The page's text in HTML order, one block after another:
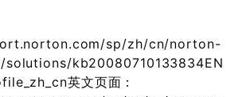
sp/zh/cn/norton-
kb20080710133834EN
英文页面：